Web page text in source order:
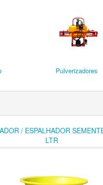
Pulverizadores
/ ESPALHADOR
LTR